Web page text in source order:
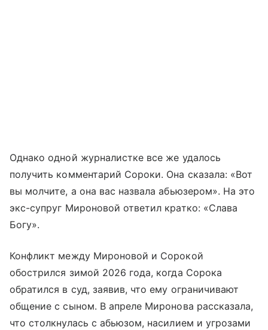
Однако одной журналистке все же удалось
получить комментарий Сороки. Она сказала: «Вот
вы молчите, а она вас назвала абьюзером». На это
экс-супруг Мироновой ответил кратко: «Слава
Богу».
Конфликт между Мироновой и Сорокой
обострился зимой 2026 года, когда Сорока
обратился в суд, заявив, что ему ограничивают
общение с сыном. В апреле Миронова рассказала,
что столкнулась с абьюзом, насилием и угрозами